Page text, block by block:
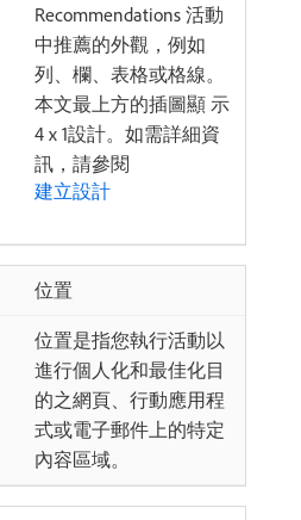
Recommendations 活動
中推薦的外觀，例如
列、欄、表格或格線。
本文最上方的插圖顯 示
4 x 1設計。如需詳細資
訊，請參閱
建立設計
位置
位置是指您執行活動以
進行個人化和最佳化目
的之網頁、行動應用程
式或電子郵件上的特定
內容區域。